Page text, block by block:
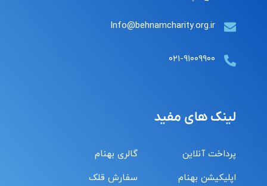
Info@behnamcharity.org.ir
۰۲۱-۹۱۰۰۹۹۰۰
لینک های مفید
پرداخت آنلاین
اپلیکیشن بهنام
گالری بهنام
سفارش قلک